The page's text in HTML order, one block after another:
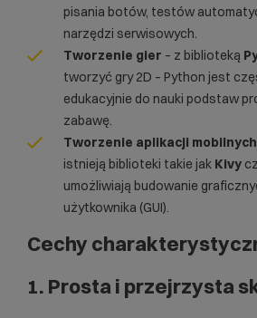
pisania botów, testów
narzędzi serwisowych.
Tworzenie gier – z biblioteką
tworzyć gry 2D – Python jest
edukacyjnie do nauki podstaw
zabawę.
Tworzenie aplikacji
istnieją biblioteki takie jak Kivy
umożliwiają budowanie
użytkownika (GUI).
Cechy
1. Prosta i przejrzysta